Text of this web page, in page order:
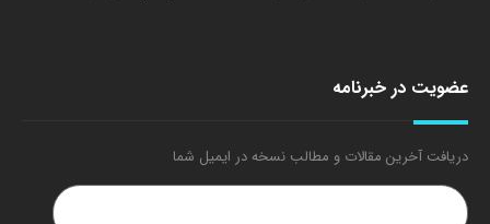
عضویت در خبرنامه
دریافت آخرین مقالات و مطالب نسخه در ایمیل شما